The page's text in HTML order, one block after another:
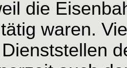
die
waren.